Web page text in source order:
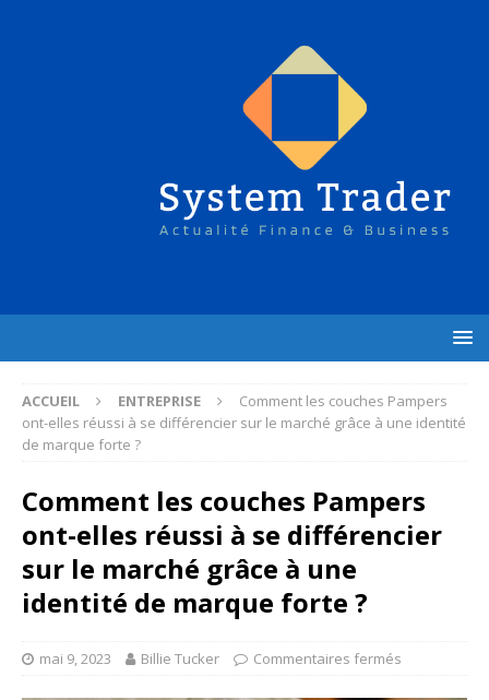
ACCUEIL ENTREPRISE
Comment les couches Pampers
ont-elles réussi à se différencier sur le marché grâce à une identité
de marque forte ?
Comment les couches Pampers
ont-elles réussi à se différencier
sur le marché grâce à une
identité de marque forte ?
mai 9, 2023 Billie Tucker Commentaires fermés